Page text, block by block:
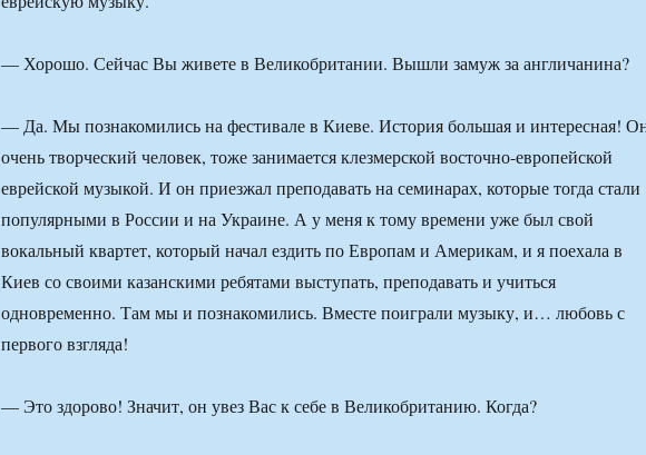
— Хорошо. Сейчас Вы живете в Великобритании. Вышли замуж за англичанина?
— Да. Мы познакомились на фестивале в Киеве. История большая и интересная!
очень творческий человек, тоже занимается клезмерской восточно-европейской
еврейской музыкой. И он приезжал преподавать на семинарах, которые тогда стали
популярными в России и на Украине. А у меня к тому времени уже был свой
вокальный квартет, который начал ездить по Европам и Америкам, и я поехала в
Киев со своими казанскими ребятами выступать, преподавать и учиться
одновременно. Там мы и познакомились. Вместе поиграли музыку, и… любовь с
первого взгляда!
— Это здорово! Значит, он увез Вас к себе в Великобританию. Когда?